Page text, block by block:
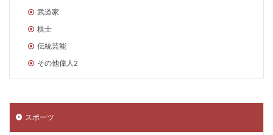
武道家
棋士
伝統芸能
その他偉人2
スポーツ